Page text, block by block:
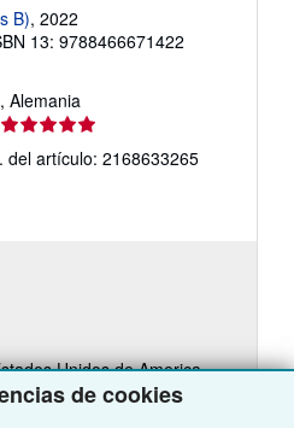
de cookies
B), 2022
13: 9788466671422
Alemania
Calificación
del
vendedor:
del artículo: 2168633265
Unidos de America